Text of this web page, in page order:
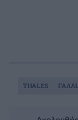
THALES